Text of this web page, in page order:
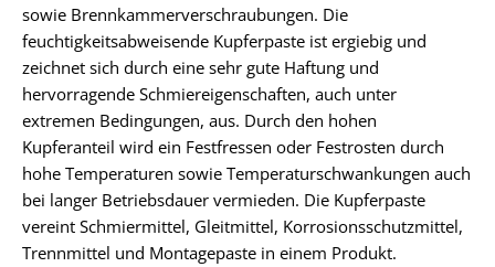
sowie Brennkammerverschraubungen. Die
feuchtigkeitsabweisende Kupferpaste ist ergiebig und
zeichnet sich durch eine sehr gute Haftung und
hervorragende Schmiereigenschaften, auch unter
extremen Bedingungen, aus. Durch den hohen
Kupferanteil wird ein Festfressen oder Festrosten durch
hohe Temperaturen sowie Tempe­raturschwankungen auch
bei langer Betriebsdauer vermieden. Die Kupferpaste
vereint Schmiermittel, Gleit­mittel, Korrosionsschutzmittel,
Trennmittel und Montagepaste in einem Produkt.